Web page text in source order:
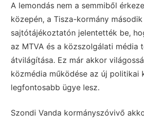
A lemondás nem a semmiből
közepén, a Tisza-kormány
sajtótájékoztatón jelentették be,
az MTVA és a közszolgálati média
átvilágítása. Ez már akkor
közmédia működése az új politikai
legfontosabb ügye lesz.
Szondi Vanda kormányszóvivő